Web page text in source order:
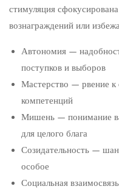
стимуляция
вознаграждений или
Автономия —
поступков и выборов
Мастерство — рвение
компетенций
Мишень — понимание
для целого блага
Созидательность —
особое
Социальная